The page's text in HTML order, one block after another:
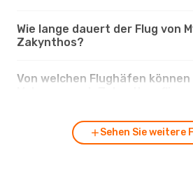
Wie lange dauert der Flug von
Zakynthos?
Von welchen Flughäfen können
Sehen Sie weitere